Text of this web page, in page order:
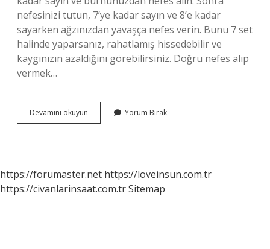
nefesinizi tutun, 7’ye kadar sayın ve 8’e kadar
sayarken ağzınızdan yavaşça nefes verin. Bunu 7 set
halinde yaparsanız, rahatlamış hissedebilir ve
kaygınızın azaldığını görebilirsiniz. Doğru nefes alıp
vermek…
Devamını okuyun Meditasyon
Yaparken
Yorum Bırak
https://forumaster.net https://loveinsun.com.tr
https://civanlarinsaat.com.trSitemap